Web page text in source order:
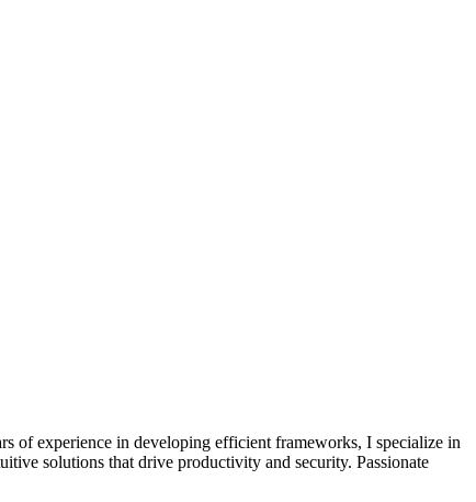
of experience in developing efficient frameworks, I specialize in
solutions that drive productivity and security. Passionate